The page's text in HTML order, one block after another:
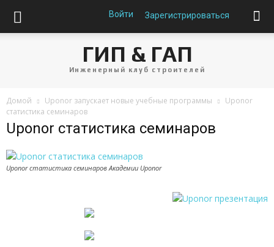
Войти Зарегистрироваться
ГИП & ГАП
Инженерный клуб строителей
Домой Uponor запускает новые учебные программы
Uponor
статистика семинаров
Uponor статистика семинаров
Uponor статистика семинаров Академии Uponor